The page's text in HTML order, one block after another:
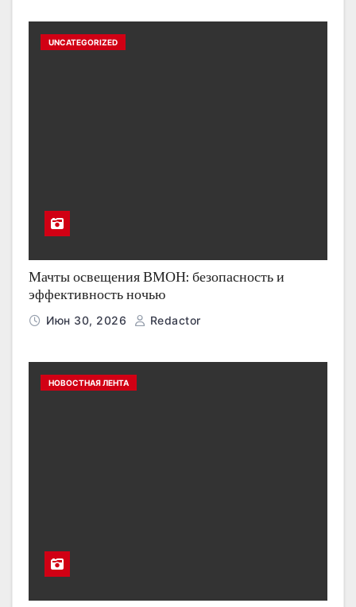
UNCATEGORIZED
Мачты освещения ВМОН: безопасность и
эффективность ночью
Июн 30, 2026 Redactor
НОВОСТНАЯ ЛЕНТА